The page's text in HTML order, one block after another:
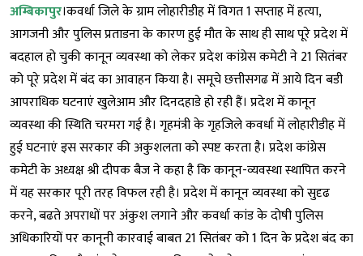
अम्बिकापुर।कवर्धा जिले के ग्राम लोहारीडीह में विगत 1 सप्ताह में हत्या,
आगजनी और पुलिस प्रताडना के कारण हुई मौत के साथ ही साथ पूरे प्रदेश में
बदहाल हो चुकी कानून व्यवस्था को लेकर प्रदेश कांग्रेस कमेटी ने 21 सितंबर
को पूरे प्रदेश में बंद का आवाहन किया है। समूचे छत्तीसगढ में आये दिन बडी
आपराधिक घटनाएं खुलेआम और दिनदहाडे हो रही हैं। प्रदेश में कानून
व्यवस्था की स्थिति चरमरा गई है। गृहमंत्री के गृहजिले कवर्धा में लोहारीडीह में
हुई घटनाएं इस सरकार की अकुशलता को स्पष्ट करता है। प्रदेश कांग्रेस
कमेटी के अध्यक्ष श्री दीपक बैज ने कहा है कि कानून-व्यवस्था स्थापित करने
में यह सरकार पूरी तरह विफल रही है। प्रदेश में कानून व्यवस्था को सुदृढ
करने, बढते अपराधों पर अंकुश लगाने और कवर्धा कांड के दोषी पुलिस
अधिकारियों पर कानूनी कारवाई बाबत 21 सितंबर को 1 दिन के प्रदेश बंद का